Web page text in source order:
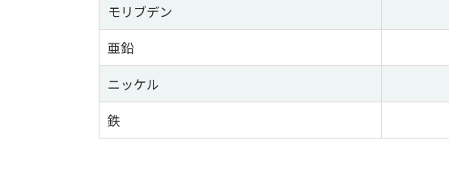
モリブデン
亜鉛
ニッケル
鉄